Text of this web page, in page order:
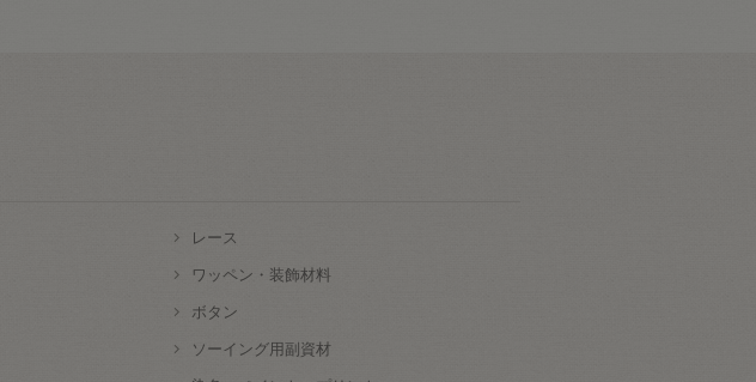
レース
ワッペン・装飾材料
ボタン
ソーイング用副資材